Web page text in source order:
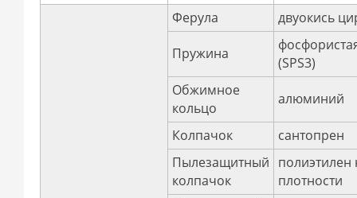
Ферула двуокись
Пружина
(SPS3)
Обжимное
кольцо
алюминий
Колпачок
сантопрен
Пылезащитный
колпачок
полиэтилен
плотности